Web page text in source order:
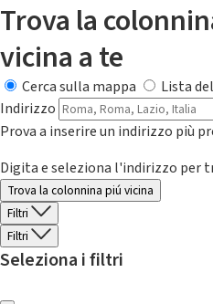
Trova la
vicina a te
Cerca sulla mappa
Lista
Indirizzo
Prova a inserire un indirizzo più
Digita e seleziona l'indirizzo per
Trova la colonnina piú vicina
Filtri
Filtri
Seleziona i filtri